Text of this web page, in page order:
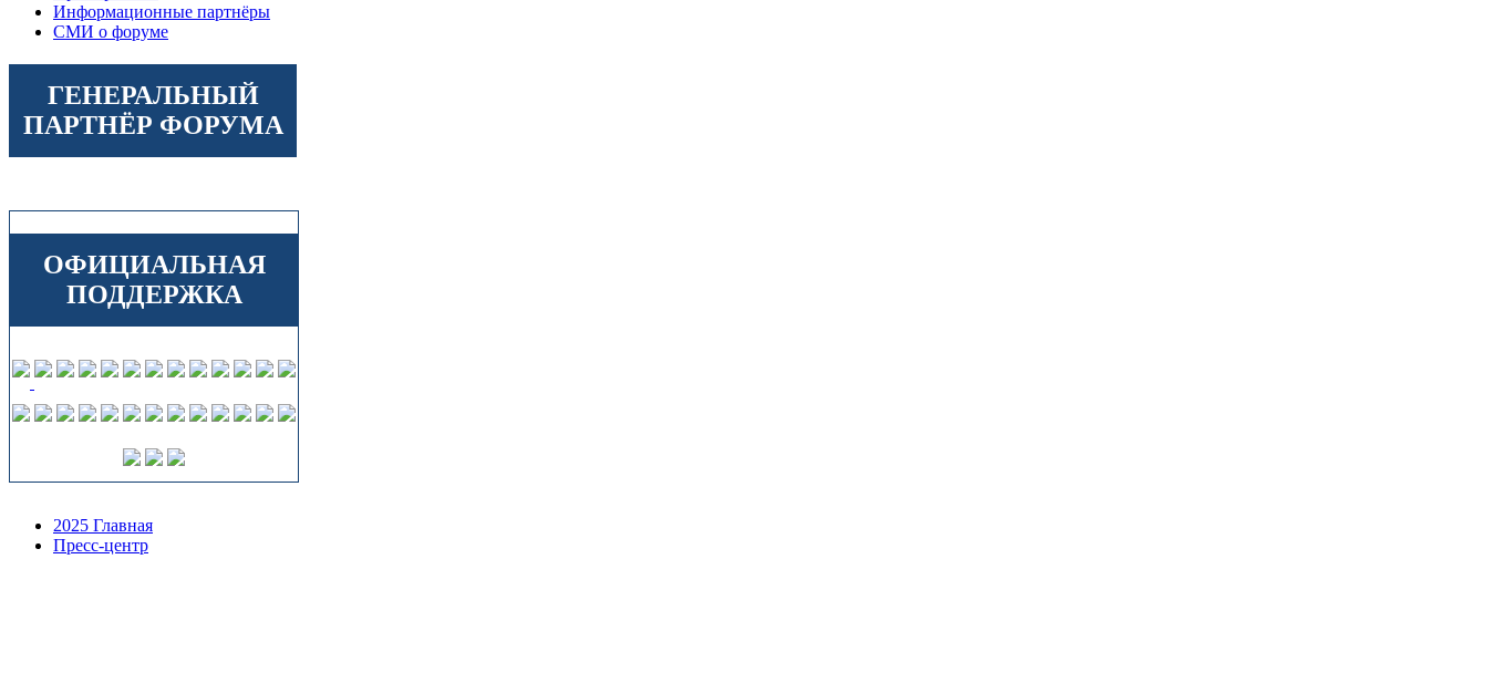
Информационные партнёры
СМИ о форуме
ГЕНЕРАЛЬНЫЙ
ПАРТНЁР ФОРУМА
ОФИЦИАЛЬНАЯ
ПОДДЕРЖКА
2025 Главная
Пресс-центр